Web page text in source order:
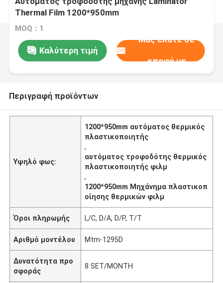
Thermal Film 1200*950mm
MOQ：1
Καλύτερη τιμή
Μας ελάτε σε
επαφή με
Περιγραφή προϊόντων
Υψηλό φως:
1200*950mm αυτόματος θερμικός
πλαστικοποιητής
,
αυτόματος τροφοδότης θερμικός
πλαστικοποιητής φιλμ
,
1200*950mm Μηχάνημα πλαστικοπ
οίησης θερμικών φιλμ
Όροι πληρωμής L/C, D/A, D/P, T/T
Αριθμό μοντέλου Mtm-1295D
Δυνατότητα προ
σφοράς
8 SET/MONTH